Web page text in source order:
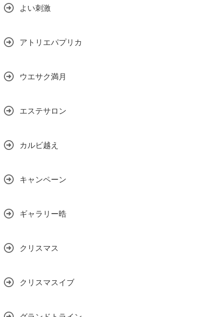
よい刺激
アトリエパプリカ
ウエサク満月
エステサロン
カルビ越え
キャンペーン
ギャラリー晧
クリスマス
クリスマスイブ